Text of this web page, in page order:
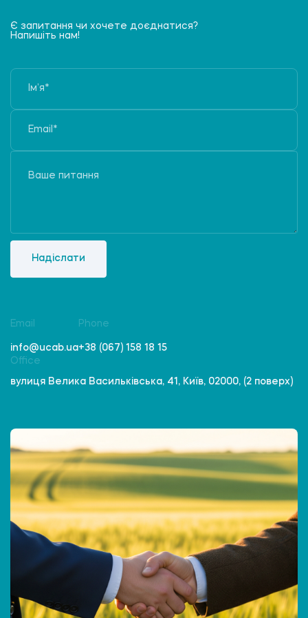
Є запитання чи хочете доєднатися?
Напишіть нам!
Надіслати
Email
info@ucab.ua
Phone
+38 (067) 158 18 15
Office
вулиця Велика Васильківська, 41, Київ, 02000, (2 поверх)